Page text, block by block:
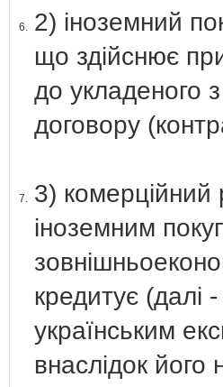
6. 2) іноземний
що здійснює
до укладеного
договору
7. 3) комерційний
іноземним
кредитує (далі
українським
внаслідок